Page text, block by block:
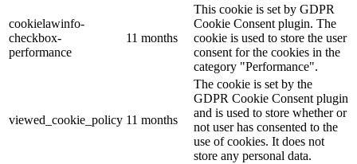
cookielawinfo-
checkbox-
performance
11 months
This cookie is set by GDPR
Cookie Consent plugin. The
cookie is used to store the user
consent for the cookies in the
category "Performance".
viewed_cookie_policy 11 months
The cookie is set by the
GDPR Cookie Consent plugin
and is used to store whether or
not user has consented to the
use of cookies. It does not
store any personal data.